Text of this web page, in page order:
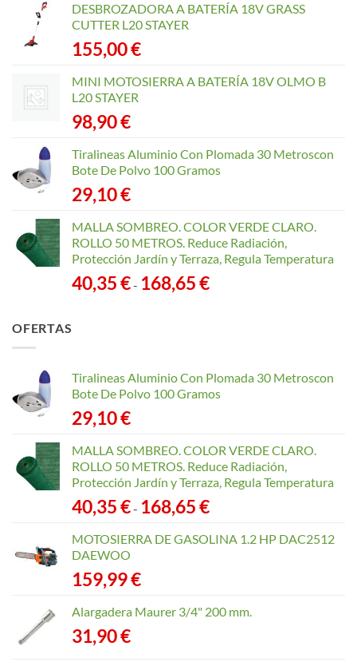
DESBROZADORA A BATERÍA 18V GRASS
CUTTER L20 STAYER
155,00€
MINI MOTOSIERRA A BATERÍA 18V OLMO B
L20 STAYER
98,90€
Tiralineas Aluminio Con Plomada 30 Metroscon
Bote De Polvo 100 Gramos
29,10€
MALLA SOMBREO. COLOR VERDE CLARO.
ROLLO 50 METROS. Reduce Radiación,
Protección Jardín y Terraza, Regula Temperatura
40,35€- 168,65€Rango
168,65 €
OFERTAS
Tiralineas Aluminio Con Plomada 30 Metroscon
Bote De Polvo 100 Gramos
29,10€
MALLA SOMBREO. COLOR VERDE CLARO.
ROLLO 50 METROS. Reduce Radiación,
Protección Jardín y Terraza, Regula Temperatura
40,35€- 168,65€Rango
precios:
MOTOSIERRA DE GASOLINA 1.2 HP DAC2512
DAEWOO
159,99€
Alargadera Maurer 3/4" 200 mm.
31,90€